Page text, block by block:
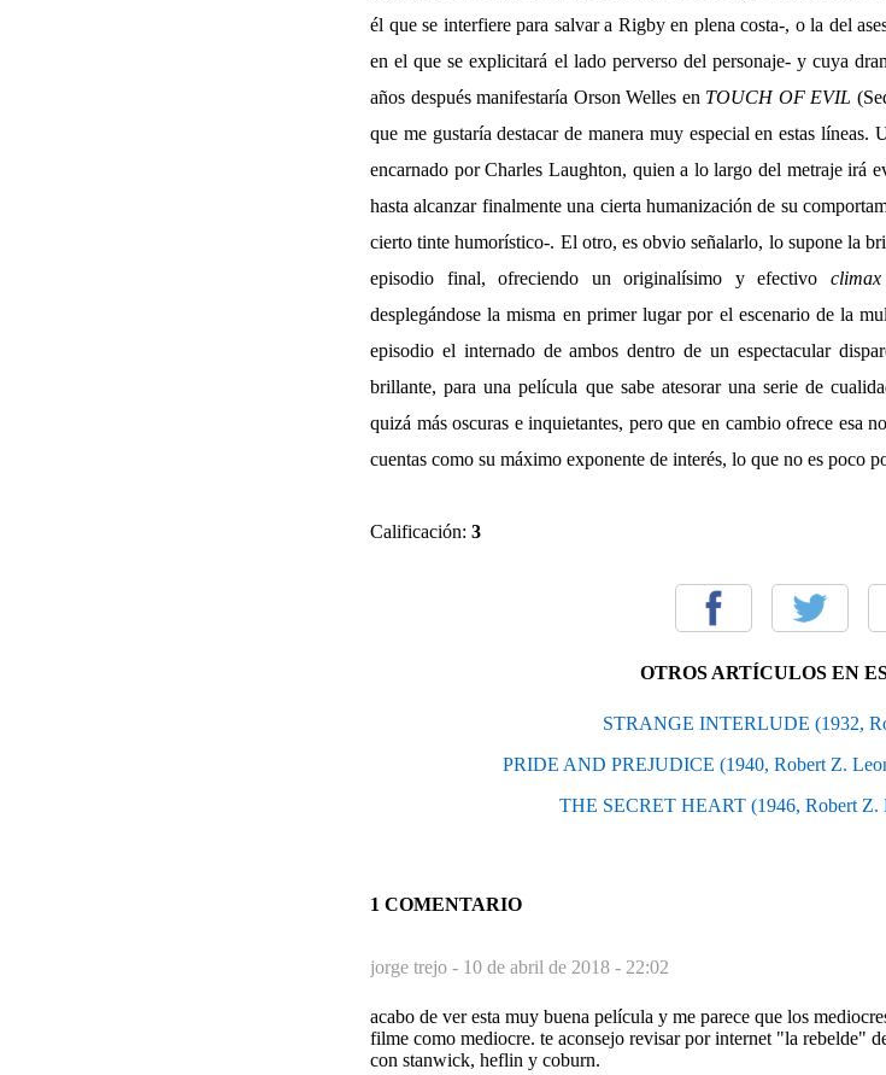
él que se interfiere para salvar a Rigby en plena costa-, o la del
en el que se explicitará el lado perverso del personaje- y cuya
años después manifestaría Orson Welles en TOUCH OF EVIL
que me gustaría destacar de manera muy especial en estas líneas.
encarnado por Charles Laughton, quien a lo largo del metraje irá
hasta alcanzar finalmente una cierta humanización de su
cierto tinte humorístico-. El otro, es obvio señalarlo, lo supone la
episodio final, ofreciendo un originalísimo y efectivo climax
desplegándose la misma en primer lugar por el escenario de la
episodio el internado de ambos dentro de un espectacular
brillante, para una película que sabe atesorar una serie de
quizá más oscuras e inquietantes, pero que en cambio ofrece esa
cuentas como su máximo exponente de interés, lo que no es poco
Calificación: 3
OTROS ARTÍCULOS EN
STRANGE INTERLUDE (1932,
PRIDE AND PREJUDICE (1940, Robert Z.
THE SECRET HEART (1946, Robert Z.
1 COMENTARIO
jorge trejo - 10 de abril de 2018 - 22:02
acabo de ver esta muy buena película y me parece que los
filme como mediocre. te aconsejo revisar por internet "la rebelde"
con stanwick, heflin y coburn.